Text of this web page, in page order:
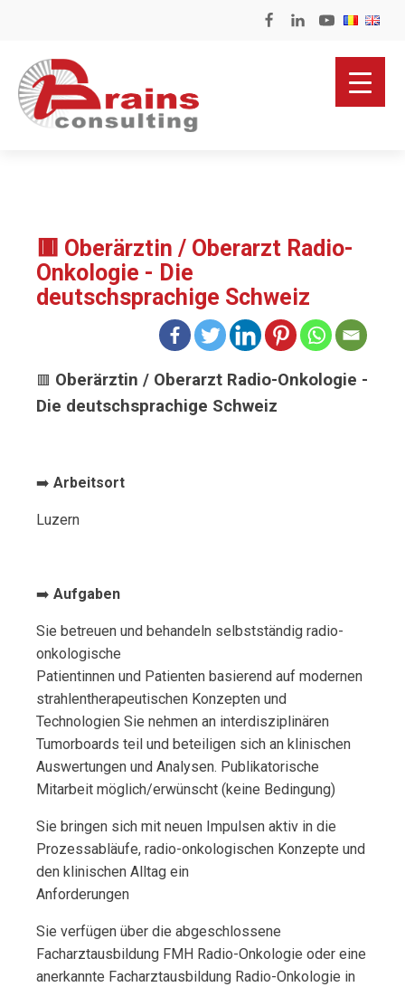
🟥 Oberärztin / Oberarzt Radio-
Onkologie - Die
deutschsprachige Schweiz
🟥 Oberärztin / Oberarzt Radio-Onkologie -
Die deutschsprachige Schweiz
➡️ Arbeitsort
Luzern
➡️ Aufgaben
Sie betreuen und behandeln selbstständig radio-
onkologische
Patientinnen und Patienten basierend auf modernen
strahlentherapeutischen Konzepten und
Technologien Sie nehmen an interdisziplinären
Tumorboards teil und beteiligen sich an klinischen
Auswertungen und Analysen. Publikatorische
Mitarbeit möglich/erwünscht (keine Bedingung)
Sie bringen sich mit neuen Impulsen aktiv in die
Prozessabläufe, radio-onkologischen Konzepte und
den klinischen Alltag ein
Anforderungen
Sie verfügen über die abgeschlossene
Facharztausbildung FMH Radio-Onkologie oder eine
anerkannte Facharztausbildung Radio-Onkologie in